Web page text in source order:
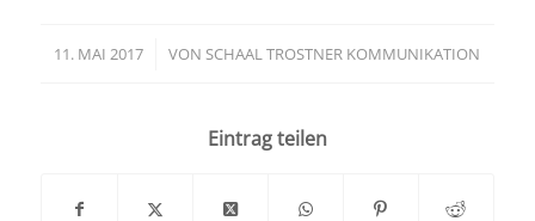
11. MAI 2017
/ VON SCHAAL TROSTNER KOMMUNIKATION
Eintrag teilen